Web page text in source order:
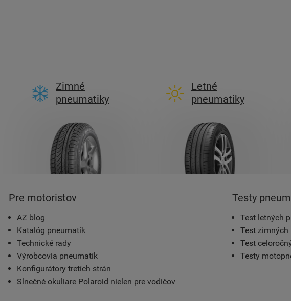
Zimné
pneumatiky
Letné
pneumatiky
Pre motoristov
AZ blog
Katalóg pneumatík
Technické rady
Výrobcovia pneumatík
Konfigurátory tretích strán
Slnečné okuliare Polaroid nielen pre vodičov
Testy
Test letných
Test zimných
Test
Testy